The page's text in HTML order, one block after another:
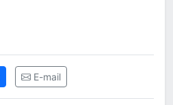
E-mail